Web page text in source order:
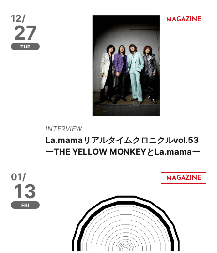
12/
27
TUE
INTERVIEW
La.mamaリアルタイムクロニクルvol.53
ーTHE YELLOW MONKEYとLa.mamaー
01/
13
FRI